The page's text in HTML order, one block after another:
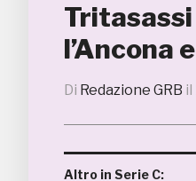
Tritasassi
l’Ancona
Di Redazione GRB il
Altro in Serie C: